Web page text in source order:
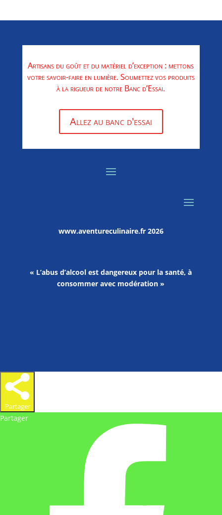
Artisans du goût et du matériel d’exception : mettons
votre savoir-faire en lumière. Soumettez vos produits
à la rigueur de notre Banc d’Essai.
Allez au banc d'essai
www.aventureculinaire.fr2026
« L’abus d’alcool est dangereux pour la santé, à
consommer avec modération »
Partager
Partager